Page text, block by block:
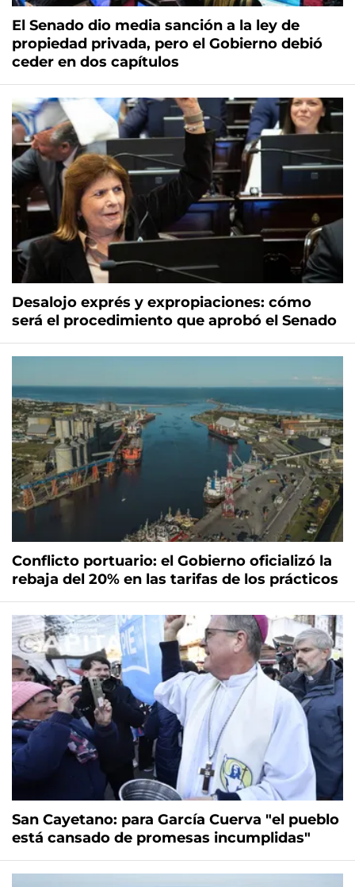
El Senado dio media sanción a la ley de
propiedad privada, pero el Gobierno debió
ceder en dos capítulos
Desalojo exprés y expropiaciones: cómo
será el procedimiento que aprobó el Senado
Conflicto portuario: el Gobierno oficializó la
rebaja del 20% en las tarifas de los prácticos
San Cayetano: para García Cuerva "el pueblo
está cansado de promesas incumplidas"